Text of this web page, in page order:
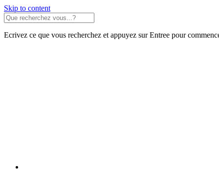
Skip to content
Ecrivez ce que vous recherchez et appuyez sur Entree pour